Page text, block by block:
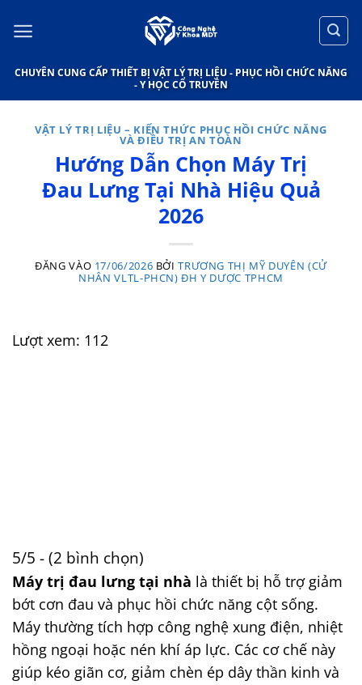
qua
dung
CHUYÊN CUNG CẤP THIẾT BỊ VẬT LÝ TRỊ LIỆU - PHỤC HỒI CHỨC NĂNG
- Y HỌC CỔ TRUYỀN
VẬT LÝ TRỊ LIỆU – KIẾN THỨC PHỤC HỒI CHỨC NĂNG
VÀ ĐIỀU TRỊ AN TOÀN
Hướng Dẫn Chọn Máy Trị
Đau Lưng Tại Nhà Hiệu Quả
2026
ĐĂNG VÀO 17/06/2026 BỞITRƯƠNG THỊ MỸ DUYÊN (CỬ
NHÂN VLTL-PHCN) ĐH Y DƯỢC TPHCM
Lượt xem: 112
5/5 - (2 bình chọn)
Máy trị đau lưng tại nhà là thiết bị hỗ trợ giảm
bớt cơn đau và phục hồi chức năng cột sống.
Máy thường tích hợp công nghệ xung điện, nhiệt
hồng ngoại hoặc nén khí áp lực. Các cơ chế này
giúp kéo giãn cơ, giảm chèn ép dây thần kinh và